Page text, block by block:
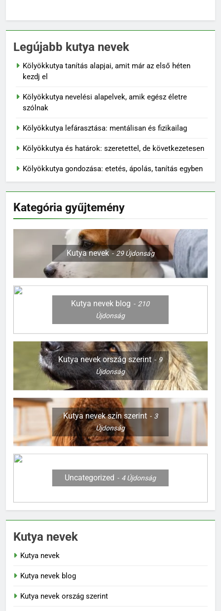
Legújabb kutya nevek
Kölyökkutya tanítás alapjai, amit már az első héten
kezdj el
Kölyökkutya nevelési alapelvek, amik egész életre
szólnak
Kölyökkutya lefárasztása: mentálisan és fizikailag
Kölyökkutya és határok: szeretettel, de következetesen
Kölyökkutya gondozása: etetés, ápolás, tanítás egyben
Kategória gyűjtemény
Kutya nevek 29Újdonság
Kutya nevek blog
210
Újdonság
Kutya nevek ország szerint
9
Újdonság
Kutya nevek szín szerint
3
Újdonság
Uncategorized 4Újdonság
Kutya nevek
Kutya nevek
Kutya nevek blog
Kutya nevek ország szerint